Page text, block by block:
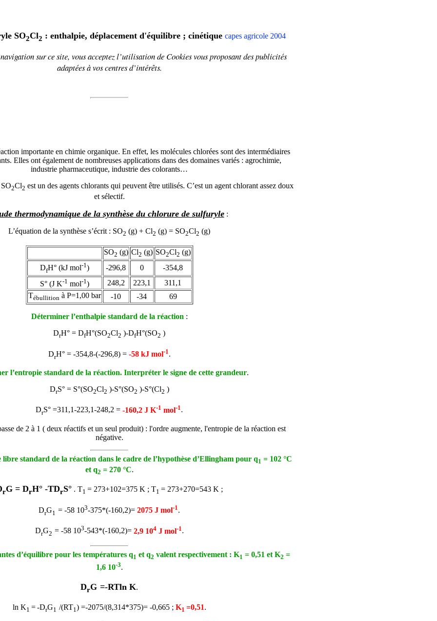
SO2Cl2 : enthalpie, déplacement d'équilibre ; cinétique capes agricole 2004
sur ce site, vous acceptez l’utilisation de Cookies vous proposant des publicités
adaptées à vos centres d’intérêts.
importante en chimie organique. En effet, les molécules chlorées sont des intermédiaires
Elles ont également de nombreuses applications dans des domaines variés : agrochimie,
industrie pharmaceutique, industrie des colorants…
2Cl2 est un des agents chlorants qui peuvent être utilisés. C’est un agent chlorant assez doux
et sélectif.
thermodynamique de la synthèse du chlorure de sulfuryle:
L’équation de la synthèse s’écrit : SO2 (g) + Cl2 (g) = SO2Cl2 (g)
SO2 (g) Cl2 (g) SO2Cl2 (g)
DfH° (kJ mol-1) -296,8 0
-354,8
S° (J K-1 mol-1) 248,2 223,1
311,1
Tébullition à P=1,00 bar -10 -34 69
Déterminer l’enthalpie standard de la réaction :
DrH° = DfH°(SO2Cl2 )-DfH°(SO2 )
DrH° = -354,8-(-296,8) = -58 kJ mol-1 .
l’entropie standard de la réaction. Interpréter le signe de cette grandeur.
DrS° = S°(SO2Cl2 )-S°(SO2 )-S°(Cl2 )
DrS° =311,1-223,1-248,2 = -160,2 J K-1 mol-1 .
de 2 à 1 ( deux réactifs et un seul produit) : l'ordre augmente, l'entropie de la réaction est
négative.
standard de la réaction dans le cadre de l’hypothèse d’Ellingham pour q1 = 102 °C
et q2 = 270 °C.
rG = DrH° -TDrS°. T1 = 273+102=375 K ; T1 = 273+270=543 K ;
DrG1 = -58 103-375*(-160,2)= 2075 J mol-1 .
DrG2 = -58 103-543*(-160,2)= 2,9 104J mol-1 .
d’équilibre pour les températures q1 et q2 valent respectivement : K1 = 0,51 et K2 =
1,6 10-3.
DrG =-RTln K.
ln K1 = -DrG1 /(RT1) =-2075/(8,314*375)= -0,665 ; K1 =0,51.